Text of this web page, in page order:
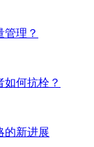
管理？
何抗栓？
的新进展